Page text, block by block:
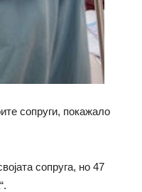
сопруги, покажало
сопруга, но 47